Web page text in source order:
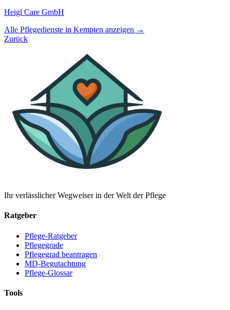
Heigl Care GmbH
Alle Pflegedienste in Kempten anzeigen →
Zurück
Ihr verlässlicher Wegweiser in der Welt der Pflege
Ratgeber
Pflege-Ratgeber
Pflegegrade
Pflegegrad beantragen
MD-Begutachtung
Pflege-Glossar
Tools